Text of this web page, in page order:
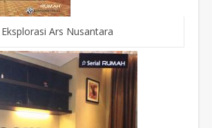
Eksplorasi Ars Nusantara